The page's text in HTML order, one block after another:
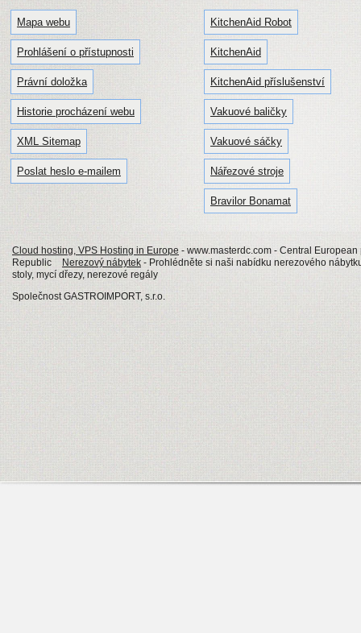
Mapa webu
Prohlášení o přístupnosti
Právní doložka
Historie procházení webu
XML Sitemap
Poslat heslo e-mailem
KitchenAid Robot
KitchenAid
KitchenAid příslušenství
Vakuové baličky
Vakuové sáčky
Nářezové stroje
Bravilor Bonamat
Cloud hosting, VPS Hosting in Europe - www.masterdc.com - Central
Republic
Nerezový nábytek - Prohlédněte si naši nabídku nerezového
stoly, mycí dřezy, nerezové regály
Společnost GASTROIMPORT, s.r.o.